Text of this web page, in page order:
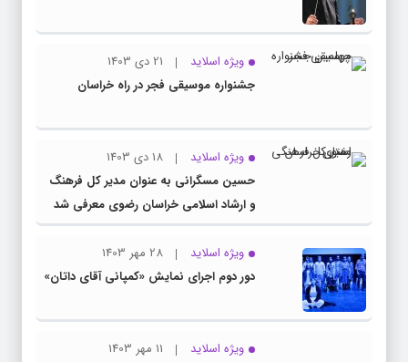
ویژه اسلاید
21 دی 1403
جشنواره موسیقی فجر در راه خراسان
ویژه اسلاید
18 دی 1403
حسین مسگرانی به عنوان مدیر کل فرهنگ
و ارشاد اسلامی خراسان رضوی معرفی شد
ویژه اسلاید
28 مهر 1403
دور دوم اجرای نمایش «کمپانی آقای داتان»
ویژه اسلاید
11 مهر 1403